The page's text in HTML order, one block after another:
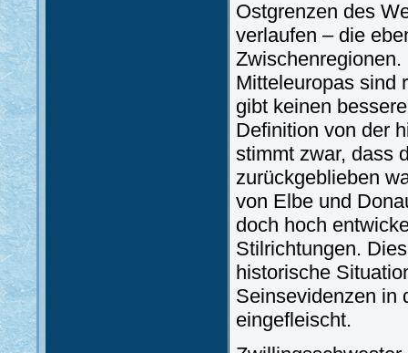
Ostgrenzen des
verlaufen – die
Mitteleuropas sind
gibt keinen
Definition von der
stimmt zwar, dass
zurückgeblieben
von Elbe und
doch hoch
Stilrichtungen.
historische
Seinsevidenzen in
eingefleischt.